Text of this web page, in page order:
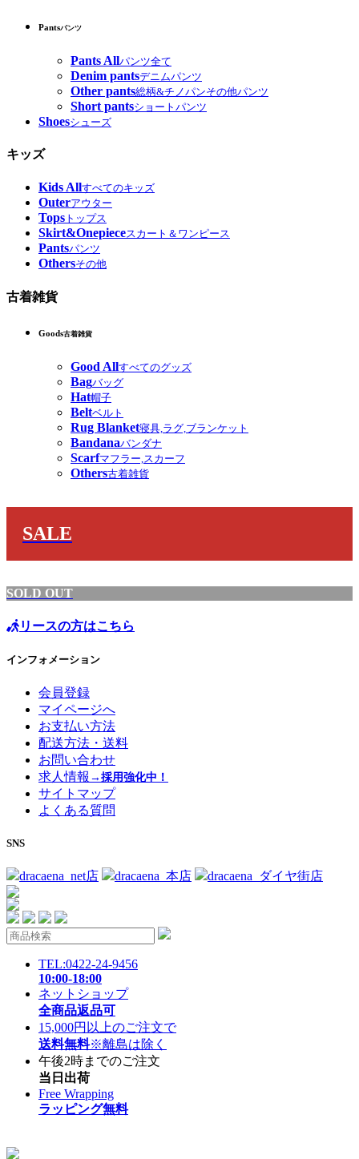
Pantsパンツ
Pants Allパンツ全て
Denim pantsデニムパンツ
Other pants総柄&チノパンその他パンツ
Short pantsショートパンツ
Shoesシューズ
キッズ
Kids Allすべてのキッズ
Outerアウター
Tops トップス
Skirt&Onepieceスカート＆ワンピース
Pantsパンツ
Othersその他
古着雑貨
Goods古着雑貨
Good Allすべてのグッズ
Bagバッグ
Hat帽子
Beltベルト
Rug Blanket寝具,ラグ,ブランケット
Bandanaバンダナ
Scarfマフラー,スカーフ
Others古着雑貨
SALE
SOLD OUT
リースの方はこちら
インフォメーション
会員登録
マイページへ
お支払い方法
配送方法・送料
お問い合わせ
求人情報 →採用強化中！
サイトマップ
よくある質問
SNS
dracaena_net店 dracaena_本店 dracaena_ダイヤ街店
TEL:0422-24-9456
10:00-18:00
ネットショップ
全商品返品可
15,000円以上のご注文で
送料無料※離島は除く
午後2時までのご注文
当日出荷
Free Wrapping
ラッピング無料